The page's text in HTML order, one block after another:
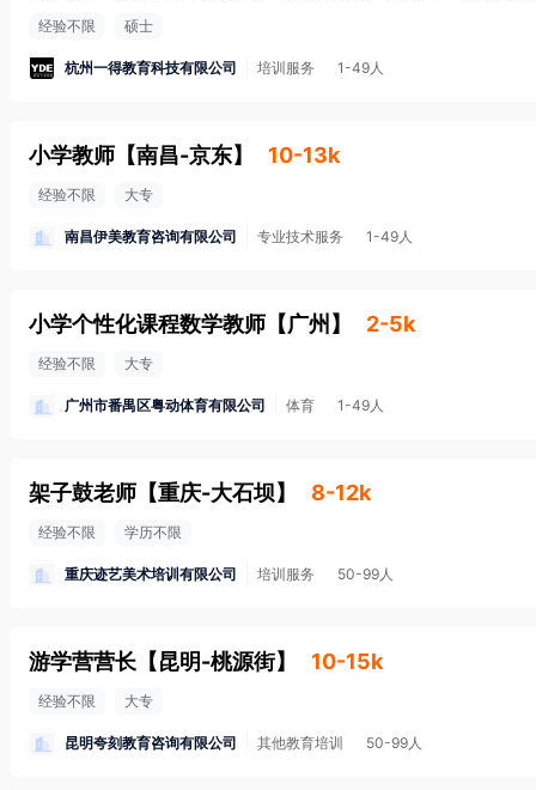
经验不限 硕士
杭州一得教育科技有限公司 培训服务 1-49人
小学教师 【南昌-京东】 10-13k
经验不限 大专
南昌伊美教育咨询有限公司 专业技术服务 1-49人
小学个性化课程数学教师 【广州 】 2-5k
经验不限 大专
广州市番禺区粤动体育有限公司 体育 1-49人
架子鼓老师 【重庆-大石坝】 8-12k
经验不限 学历不限
重庆迹艺美术培训有限公司 培训服务 50-99人
游学营营长 【昆明-桃源街】 10-15k
经验不限 大专
昆明夸刻教育咨询有限公司 其他教育培训 50-99人